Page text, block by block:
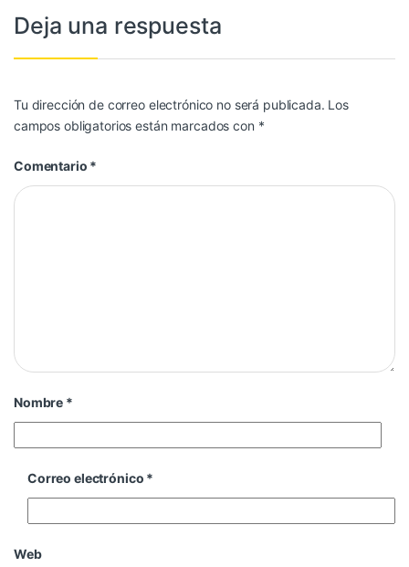
Deja una respuesta
Tu dirección de correo electrónico no será publicada. Los
campos obligatorios están marcados con *
Comentario *
Nombre *
Correo electrónico *
Web